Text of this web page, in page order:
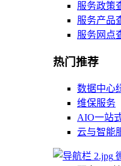
服务政策
服务产品
服务网点
热门推荐
数据中心
维保服务
AIO一站
云与智能